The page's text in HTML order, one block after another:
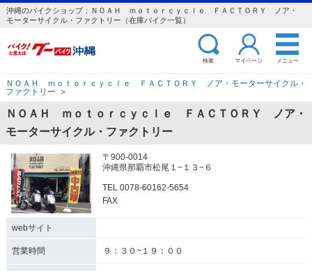
沖縄のバイクショップ：ＮＯＡＨ ｍｏｔｏｒｃｙｃｌｅ ＦＡＣＴＯＲＹ ノア・
モーターサイクル・ファクトリー（在庫バイク一覧）
検索 マイページ メニュー
ＮＯＡＨ ｍｏｔｏｒｃｙｃｌｅ ＦＡＣＴＯＲＹ ノア・モーターサイクル・
ファクトリー
＞
ＮＯＡＨ ｍｏｔｏｒｃｙｃｌｅ ＦＡＣＴＯＲＹ ノア・
モーターサイクル・ファクトリー
〒900-0014
沖縄県那覇市松尾１−１３−６
TEL 0078-60162-5654
FAX
webサイト
営業時間 ９：３０~１９：００